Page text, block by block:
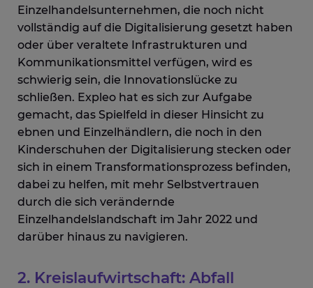
Einzelhandelsunternehmen, die noch nicht
vollständig auf die Digitalisierung gesetzt haben
oder über veraltete Infrastrukturen und
Kommunikationsmittel verfügen, wird es
schwierig sein, die Innovationslücke zu
schließen. Expleo hat es sich zur Aufgabe
gemacht, das Spielfeld in dieser Hinsicht zu
ebnen und Einzelhändlern, die noch in den
Kinderschuhen der Digitalisierung stecken oder
sich in einem Transformationsprozess befinden,
dabei zu helfen, mit mehr Selbstvertrauen
durch die sich verändernde
Einzelhandelslandschaft im Jahr 2022 und
darüber hinaus zu navigieren.
2. Kreislaufwirtschaft: Abfall